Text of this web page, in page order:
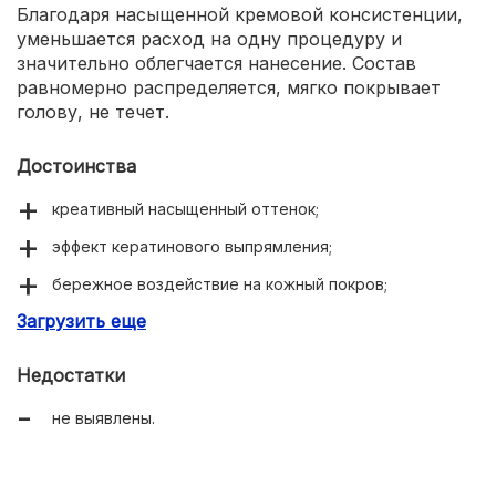
Благодаря насыщенной кремовой консистенции,
уменьшается расход на одну процедуру и
значительно облегчается нанесение. Состав
равномерно распределяется, мягко покрывает
голову, не течет.
Достоинства
креативный насыщенный оттенок;
эффект кератинового выпрямления;
бережное воздействие на кожный покров;
комплексная система ухода VIVANT SYSTEM.
Загрузить еще
Недостатки
не выявлены.